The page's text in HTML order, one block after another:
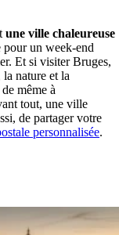
une ville chaleureuse
pour un week-end
Et si visiter Bruges,
la nature et la
même à
tout, une ville
de partager votre
personnalisée.